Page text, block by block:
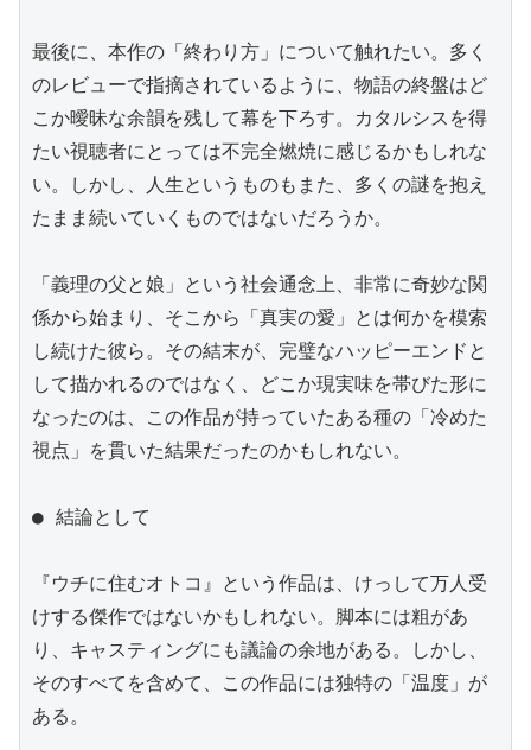
最後に、本作の「終わり方」について触れたい。多く
のレビューで指摘されているように、物語の終盤はど
こか曖昧な余韻を残して幕を下ろす。カタルシスを得
たい視聴者にとっては不完全燃焼に感じるかもしれな
い。しかし、人生というものもまた、多くの謎を抱え
たまま続いていくものではないだろうか。
「義理の父と娘」という社会通念上、非常に奇妙な関
係から始まり、そこから「真実の愛」とは何かを模索
し続けた彼ら。その結末が、完璧なハッピーエンドと
して描かれるのではなく、どこか現実味を帯びた形に
なったのは、この作品が持っていたある種の「冷めた
視点」を貫いた結果だったのかもしれない。
● 結論として
『ウチに住むオトコ』という作品は、けっして万人受
けする傑作ではないかもしれない。脚本には粗があ
り、キャスティングにも議論の余地がある。しかし、
そのすべてを含めて、この作品には独特の「温度」が
ある。